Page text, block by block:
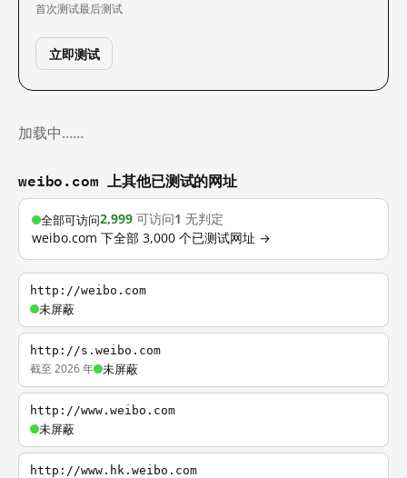
首次测试最后测试
立即测试
加载中……
weibo.com 上其他已测试的网址
全部可访问2,999 可访问1 无判定
weibo.com 下全部 3,000 个已测试网址 →
http://weibo.com
未屏蔽
http://s.weibo.com
截至 2026 年 未屏蔽
http://www.weibo.com
未屏蔽
http://www.hk.weibo.com